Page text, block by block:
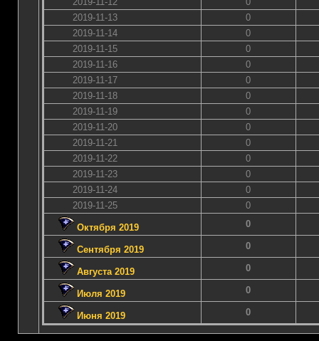
2019-11-13
0
2019-11-14
0
2019-11-15
0
2019-11-16
0
2019-11-17
0
2019-11-18
0
2019-11-19
0
2019-11-20
0
2019-11-21
0
2019-11-22
0
2019-11-23
0
2019-11-24
0
2019-11-25
0
Октября 2019 0
Сентября 2019 0
Августа 2019 0
Июля 2019 0
Июня 2019 0